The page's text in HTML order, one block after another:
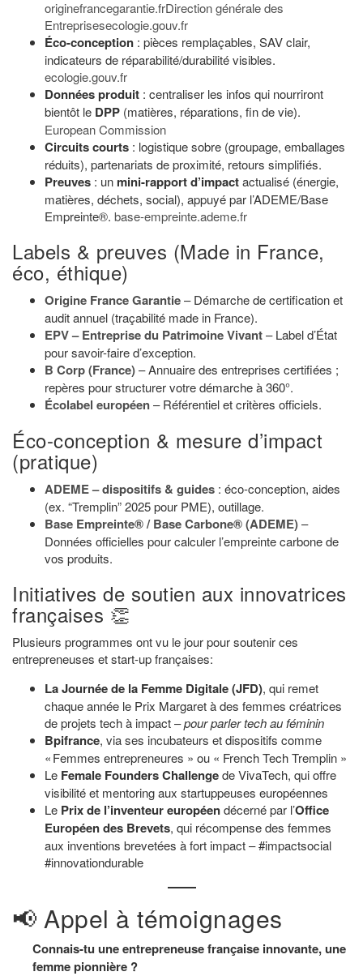
originefrancegarantie.frDirection générale des
Entreprisesecologie.gouv.fr
Éco-conception : pièces remplaçables, SAV clair,
indicateurs de réparabilité/durabilité visibles.
ecologie.gouv.fr
Données produit : centraliser les infos qui nourriront
bientôt le DPP (matières, réparations, fin de vie).
European Commission
Circuits courts : logistique sobre (groupage, emballages
réduits), partenariats de proximité, retours simplifiés.
Preuves : un mini-rapport d’impactactualisé (énergie,
matières, déchets, social), appuyé par l’ADEME/Base
Empreinte®. base-empreinte.ademe.fr
Labels & preuves (Made in France,
éco, éthique)
Origine France Garantie– Démarche de certification et
audit annuel (traçabilité made in France).
EPV – Entreprise du Patrimoine Vivant– Label d’État
pour savoir-faire d’exception.
B Corp (France)– Annuaire des entreprises certifiées ;
repères pour structurer votre démarche à 360°.
Écolabel européen– Référentiel et critères officiels.
Éco-conception & mesure d’impact
(pratique)
ADEME – dispositifs & guides : éco-conception, aides
(ex. “Tremplin” 2025 pour PME), outillage.
Base Empreinte® / Base Carbone® (ADEME)–
Données officielles pour calculer l’empreinte carbone de
vos produits.
Initiatives de soutien aux innovatrices
françaises 👏
Plusieurs programmes ont vu le jour pour soutenir ces
entrepreneuses et start-up françaises:
La Journée de la Femme Digitale (JFD), qui remet
chaque année le Prix Margaret à des femmes créatrices
de projets tech à impact –pour parler tech au féminin
Bpifrance, via ses incubateurs et dispositifs comme
« Femmes entrepreneures » ou « French Tech Tremplin »
Le Female Founders Challengede VivaTech, qui offre
visibilité et mentoring aux startuppeuses européennes
Le Prix de l’inventeur européendécerné par l’Office
Européen des Brevets, qui récompense des femmes
aux inventions brevetées à fort impact – #impactsocial
#innovationdurable
📢 Appel à témoignages
Connais-tu une entrepreneuse française innovante, une
femme pionnière ?